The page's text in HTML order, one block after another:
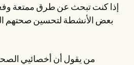
إذا كنت تبحث عن طرق ممتعة
بعض الأنشطة لتحسين صحتهم
من يقول أن أخصائيي